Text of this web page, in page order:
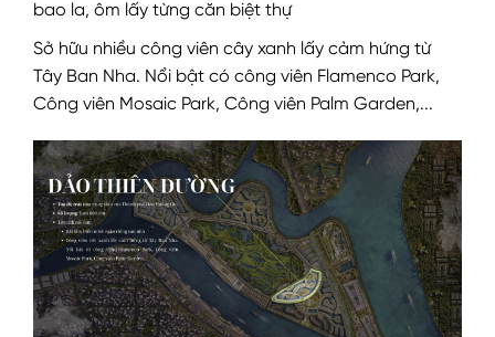
bao la, ôm lấy từng căn biệt thự
Sở hữu nhiều công viên cây xanh lấy cảm hứng từ
Tây Ban Nha. Nổi bật có công viên Flamenco Park,
Công viên Mosaic Park, Công viên Palm Garden,...